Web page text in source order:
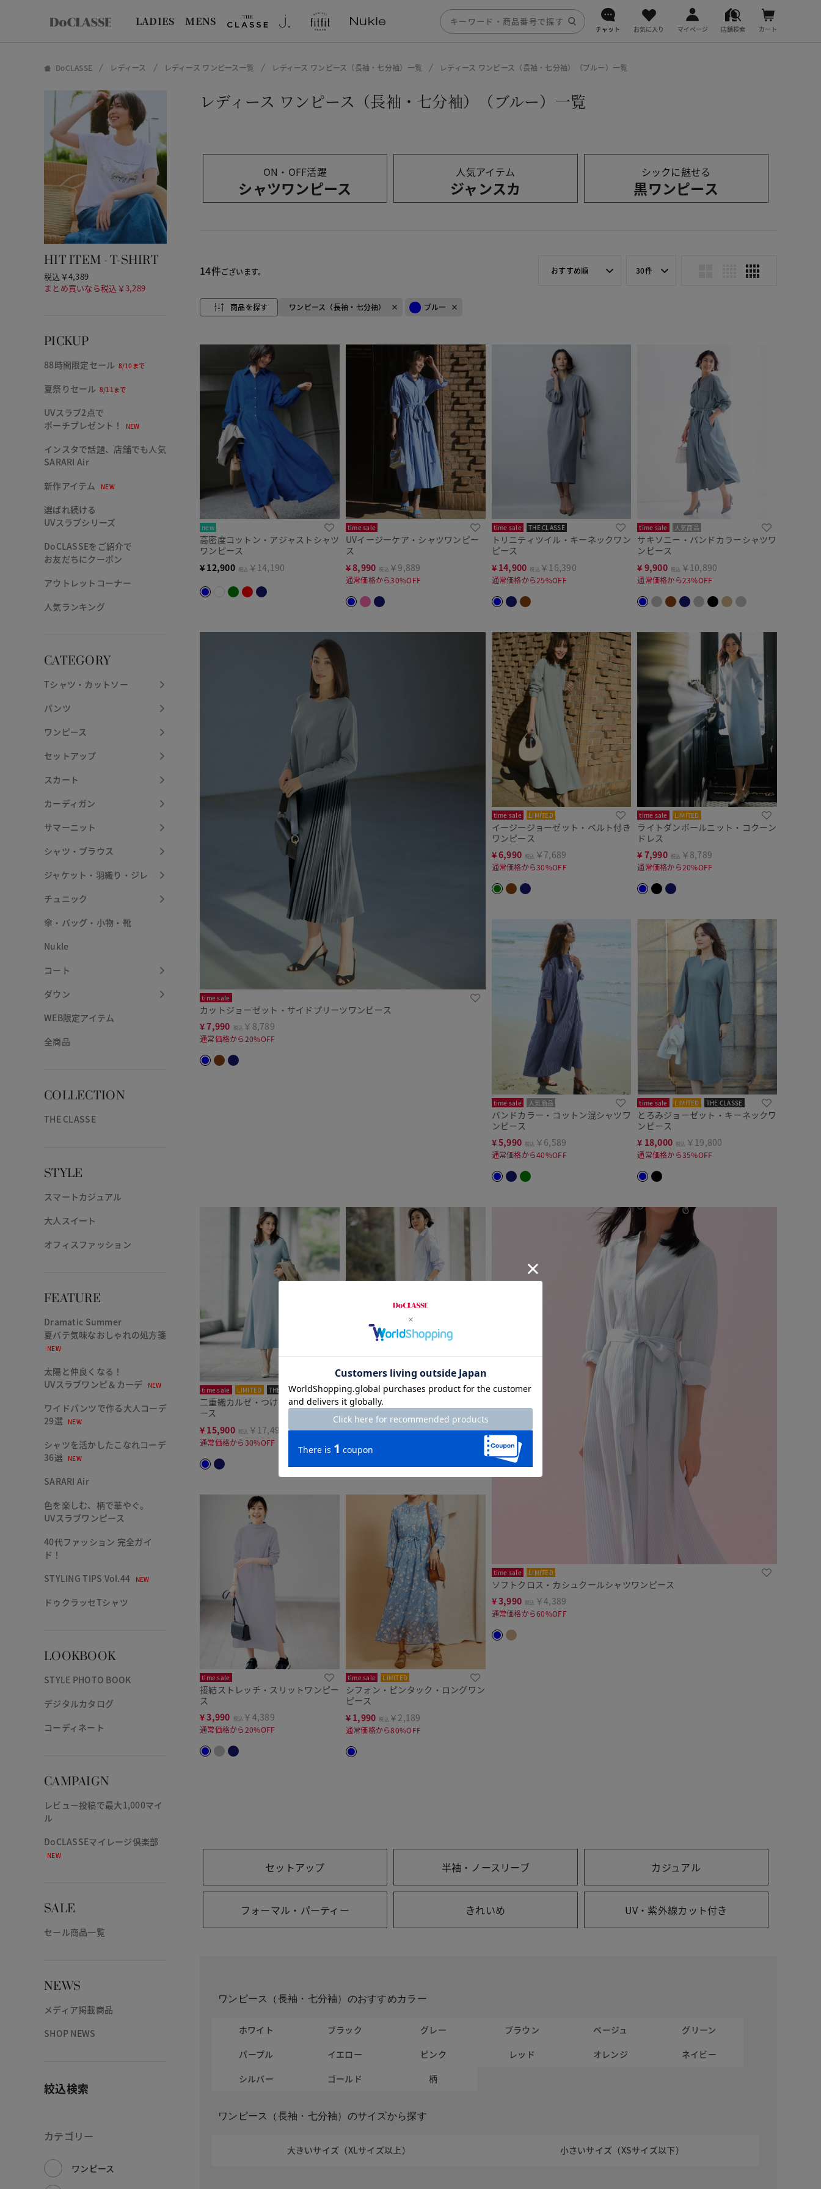
LADIES MENS
チャット お気に入り マイページ 店舗検索 カート
DoCLASSE レディース レディース ワンピース一覧 レディース ワンピース（長袖・七分袖）一覧 レディース ワンピース（長袖・七分袖）（ブルー）一覧
HIT ITEM - T-SHIRT
税込￥4,389
まとめ買いなら税込￥3,289
PICKUP
88時間限定セール 8/10まで
夏祭りセール 8/11まで
UVスラブ2点で
ポーチプレゼント！
NEW
インスタで話題、店舗でも人気
SARARI Air
新作アイテム
NEW
選ばれ続ける
UVスラブシリーズ
DoCLASSEをご紹介で
お友だちにクーポン
アウトレットコーナー
人気ランキング
CATEGORY
Tシャツ・カットソー
パンツ
ワンピース
セットアップ
スカート
カーディガン
サマーニット
シャツ・ブラウス
ジャケット・羽織り・ジレ
チュニック
傘・バッグ・小物・靴
Nukle
コート
ダウン
WEB限定アイテム
全商品
COLLECTION
THE CLASSE
STYLE
スマートカジュアル
大人スイート
オフィスファッション
FEATURE
Dramatic Summer
夏バテ気味なおしゃれの処方箋
NEW
太陽と仲良くなる！
UVスラブワンピ＆カーデ
NEW
ワイドパンツで作る大人コーデ
29選
NEW
シャツを活かしたこなれコーデ
36選
NEW
SARARI Air
色を楽しむ、柄で華やぐ。
UVスラブワンピース
40代ファッション 完全ガイ
ド！
STYLING TIPS Vol.44
NEW
ドゥクラッセTシャツ
LOOKBOOK
STYLE PHOTO BOOK
デジタルカタログ
コーディネート
CAMPAIGN
レビュー投稿で最大1,000マイ
ル
DoCLASSEマイレージ倶楽部
NEW
SALE
セール商品一覧
NEWS
メディア掲載商品
SHOP NEWS
絞込検索
カテゴリー
ワンピース
レディース ワンピース（長袖・七分袖）（ブルー）一覧
ON・OFF活躍
シャツワンピース
人気アイテム
ジャンスカ
シックに魅せる
黒ワンピース
14件ございます。 おすすめ順 30件
商品を探す ワンピース（長袖・七分袖） ブルー
new
高密度コットン・アジャストシャツ
ワンピース
¥ 12,900 税込 ￥14,190
time sale
UVイージーケア・シャツワンピー
ス
¥8,990 税込 ￥9,889
通常価格から30%OFF
time sale THE CLASSE
トリニティツイル・キーネックワン
ピース
¥ 14,900 税込 ￥16,390
通常価格から25%OFF
time sale 人気商品
サキソニー・バンドカラーシャツワ
ンピース
¥ 9,900 税込 ￥10,890
通常価格から23%OFF
time sale
カットジョーゼット・サイドプリーツワンピース
¥7,990 税込 ￥8,789
通常価格から20%OFF
time sale LIMITED
イージージョーゼット・ベルト付き
ワンピース
¥6,990 税込 ￥7,689
通常価格から30%OFF
time sale LIMITED
ライトダンボールニット・コクーン
ドレス
¥ 7,990 税込 ￥8,789
通常価格から20%OFF
time sale 人気商品
バンドカラー・コットン混シャツワ
ンピース
¥5,990 税込 ￥6,589
通常価格から40%OFF
time sale LIMITED THE CLASSE
とろみジョーゼット・キーネックワ
ンピース
¥ 18,000 税込 ￥19,800
通常価格から35%OFF
time sale LIMITED THE CLASSE
二重織カルゼ・つけ衿２WAYワンピ
ース
¥ 15,900 税込 ￥17,490
通常価格から30%OFF
time sale LIMITED
タイプライター・ロングシャツワン
ピース
¥5,990 税込￥6,589
time sale LIMITED
ソフトクロス・カシュクールシャツワンピース
¥3,990 税込 ￥4,389
通常価格から60%OFF
time sale
接結ストレッチ・スリットワンピー
ス
¥3,990 税込 ￥4,389
通常価格から20%OFF
time sale LIMITED
シフォン・ピンタック・ロングワン
ピース
¥ 1,990 税込 ￥2,189
通常価格から80%OFF
セットアップ 半袖・ノースリーブ カジュアル
フォーマル・パーティー きれいめ UV・紫外線カット付き
ワンピース（長袖・七分袖）のおすすめカラー
ホワイト ブラック グレー ブラウン ベージュ
グリーン
パープル
イエロー ピンク レッド オレンジ
ネイビー
シルバー
ゴールド 柄
ワンピース（長袖・七分袖）のサイズから探す
大きいサイズ（XLサイズ以上） 小さいサイズ（XSサイズ以下）